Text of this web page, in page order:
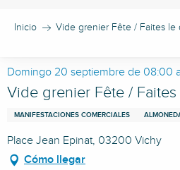
Inicio Vide grenier Fête / Faites le
Domingo 20 septiembre de 08:00
Vide grenier Fête /
MANIFESTACIONES COMERCIALES
Place Jean Epinat, 03200 Vichy
Cómo llegar